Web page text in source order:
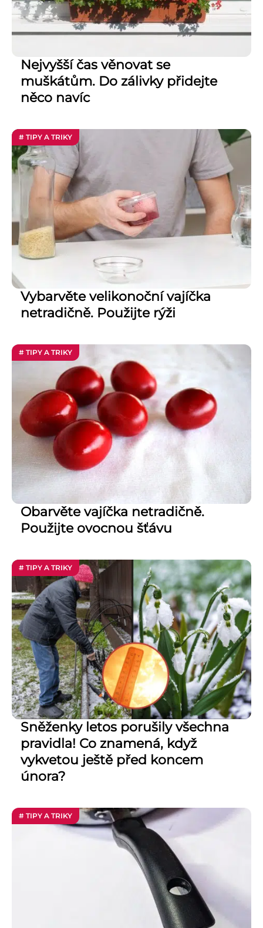
Nejvyšší čas věnovat se
muškátům. Do zálivky přidejte
něco navíc
# TIPY A TRIKY
Vybarvěte velikonoční vajíčka
netradičně. Použijte rýži
# TIPY A TRIKY
Obarvěte vajíčka netradičně.
Použijte ovocnou šťávu
# TIPY A TRIKY
Sněženky letos porušily všechna
pravidla! Co znamená, když
vykvetou ještě před koncem
února?
# TIPY A TRIKY